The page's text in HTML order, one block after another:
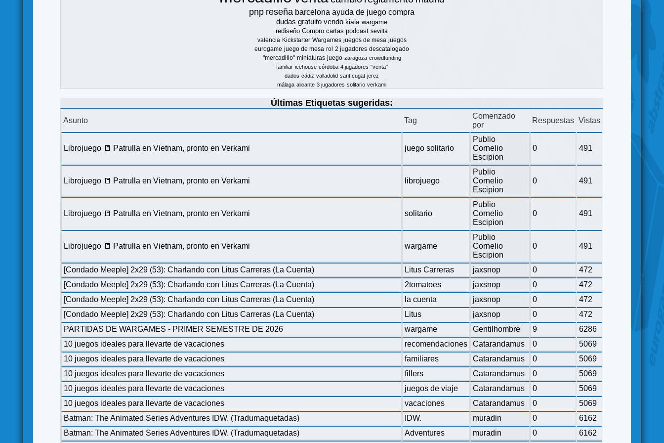
pnp reseña barcelona ayuda de juego compra
dudas gratuito vendo kiala wargame
rediseño Compro cartas podcast sevilla
valencia Kickstarter Wargames juegos de mesa juegos
eurogame juego de mesa rol 2 jugadores descatalogado
"mercadillo" miniaturas juego zaragoza crowdfunding
familiar icehouse córdoba 4 jugadores "venta"
dados cádiz valladolid sant cugat jerez
málaga alicante 3 jugadores solitario verkami
Últimas Etiquetas sugeridas:
Asunto Tag
Comenzado
por
Respuestas Vistas
Librojuego 📒 Patrulla en Vietnam, pronto en Verkami juego solitario
Publio
Cornelio
Escipion
0 491
Librojuego 📒 Patrulla en Vietnam, pronto en Verkami librojuego
Publio
Cornelio
Escipion
0 491
Librojuego 📒 Patrulla en Vietnam, pronto en Verkami solitario
Publio
Cornelio
Escipion
0 491
Librojuego 📒 Patrulla en Vietnam, pronto en Verkami wargame
Publio
Cornelio
Escipion
0 491
[Condado Meeple] 2x29 (53): Charlando con Litus Carreras (La Cuenta) Litus Carreras jaxsnop 0
472
[Condado Meeple] 2x29 (53): Charlando con Litus Carreras (La Cuenta)
2tomatoes jaxsnop 0
472
[Condado Meeple] 2x29 (53): Charlando con Litus Carreras (La Cuenta)
la cuenta jaxsnop 0
472
[Condado Meeple] 2x29 (53): Charlando con Litus Carreras (La Cuenta)
Litus jaxsnop 0
472
PARTIDAS DE WARGAMES - PRIMER SEMESTRE DE 2026
wargame Gentilhombre 9
6286
10 juegos ideales para llevarte de vacaciones
recomendaciones Catarandamus 0
5069
10 juegos ideales para llevarte de vacaciones
familiares Catarandamus 0
5069
10 juegos ideales para llevarte de vacaciones
fillers Catarandamus 0
5069
10 juegos ideales para llevarte de vacaciones
juegos de viaje Catarandamus 0
5069
10 juegos ideales para llevarte de vacaciones
vacaciones Catarandamus 0
5069
Batman: The Animated Series Adventures IDW. (Tradumaquetadas)
IDW. muradin 0
6162
Batman: The Animated Series Adventures IDW. (Tradumaquetadas)
Adventures muradin 0 6162